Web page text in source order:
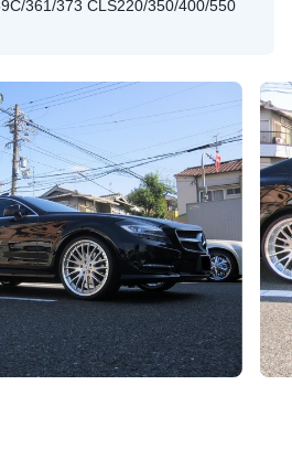
361/373 CLS220/350/400/550